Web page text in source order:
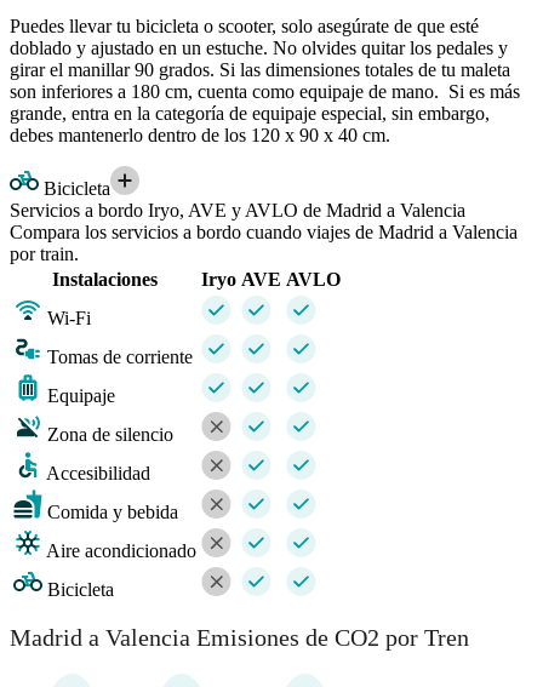
Puedes llevar tu bicicleta o scooter, solo asegúrate de que esté
doblado y ajustado en un estuche. No olvides quitar los pedales y
girar el manillar 90 grados. Si las dimensiones totales de tu maleta
son inferiores a 180 cm, cuenta como equipaje de mano. Si es más
grande, entra en la categoría de equipaje especial, sin embargo,
debes mantenerlo dentro de los 120 x 90 x 40 cm.
Bicicleta
Servicios a bordo Iryo, AVE y AVLO de Madrid a Valencia
Compara los servicios a bordo cuando viajes de Madrid a Valencia
por train.
Instalaciones
Iryo AVE AVLO
Wi-Fi
Tomas de corriente
Equipaje
Zona de silencio
Accesibilidad
Comida y bebida
Aire acondicionado
Bicicleta
Madrid a Valencia Emisiones de CO2 por Tren